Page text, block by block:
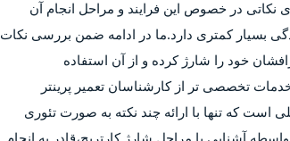
نکاتی در خصوص این فرایند و مراحل انجام آن
بسیار کمتری دارد.ما در ادامه ضمن بررسی نکات
خود را شارژ کرده و از آن استفاده
تخصصی تر از کارشناسان تعمیر پرینتر
است که تنها با ارائه چند نکته به صورت تئوری